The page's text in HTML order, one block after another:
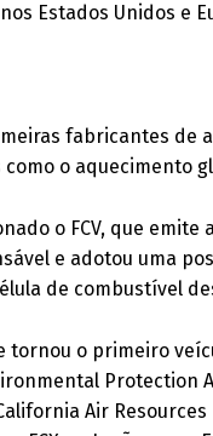
Estados Unidos e
fabricantes de
o aquecimento
o FCV, que
e adotou uma
de combustível
tornou o primeiro
Protection
Air